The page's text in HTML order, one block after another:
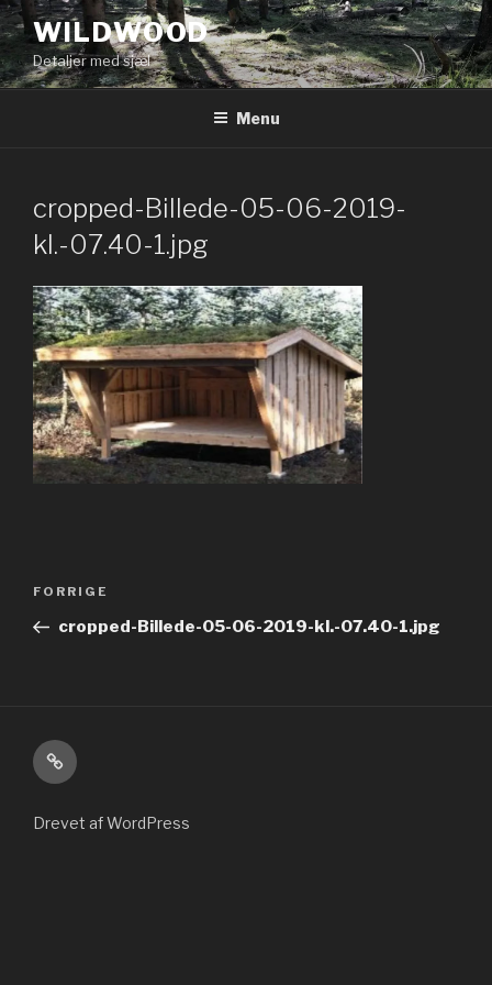
Videre
til
indhold
WILDWOOD
Detaljer med sjæl
Menu
cropped-Billede-05-06-2019-
kl.-07.40-1.jpg
Forrige
indlæg
FORRIGE
cropped-Billede-05-06-2019-kl.-07.40-1.jpg
Kontakt
Drevet af WordPress